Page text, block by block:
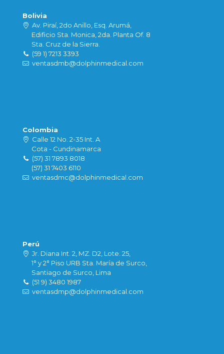
Bolivia
Av. Piraí, 2do Anillo, Esq. Arumá,
Edificio Sta. Monica, 2da. Planta Of. 8
Sta. Cruz de la Sierra.
(59 1) 7213 3393
ventasdmb@dolphinmedical.com
Colombia
Calle 12 No. 2-35 Int. A
Cota - Cundinamarca
(57) 31 7893 8018
(57) 31 7403 6110
ventasdmc@dolphinmedical.com
Perú
Jr. Diana Int. 2, MZ. D2, Lote. 25,
1° y 2° Piso URB Sta. María de Surco,
Santiago de Surco, Lima
(51 9) 3480 1987
ventasdmp@dolphinmedical.com